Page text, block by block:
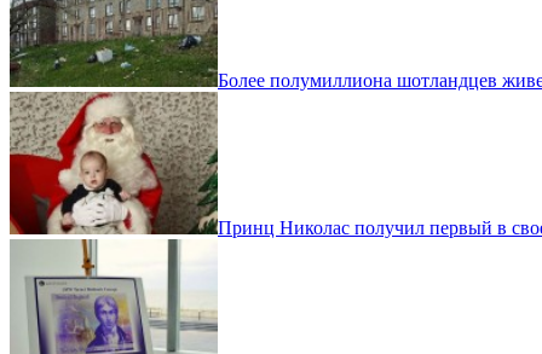
Более полумиллиона шотландцев
Принц Николас получил первый в